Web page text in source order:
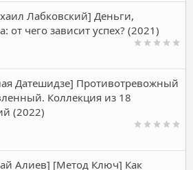
Лабковский] Деньги,
от чего зависит успех? (2021)
Датешидзе] Противотревожный
Коллекция из 18
(2022)
Алиев] [Метод Ключ] Как